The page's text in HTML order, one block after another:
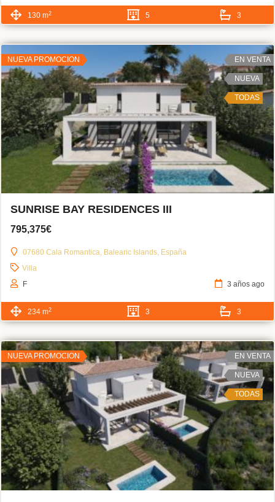
130 m2 5 3
NUEVA PROMOCION EN VENTA
NUEVA
TODAS
SUNRISE BAY RESIDENCES III
795,375€
07680 Cala Romantica, Balearic Islands, España
Villa
F
3 años ago
234 m2 3 3
NUEVA PROMOCION EN VENTA
NUEVA
TODAS